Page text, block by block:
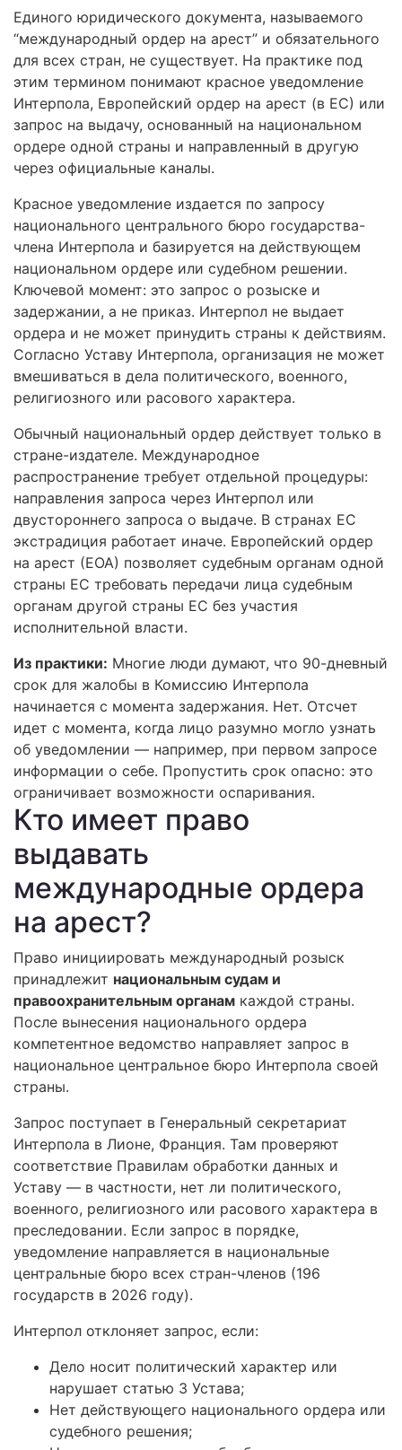
Единого юридического документа, называемого
“международный ордер на арест” и обязательного
для всех стран, не существует. На практике под
этим термином понимают красное уведомление
Интерпола, Европейский ордер на арест (в ЕС) или
запрос на выдачу, основанный на национальном
ордере одной страны и направленный в другую
через официальные каналы.
Красное уведомление издается по запросу
национального центрального бюро государства-
члена Интерпола и базируется на действующем
национальном ордере или судебном решении.
Ключевой момент: это запрос о розыске и
задержании, а не приказ. Интерпол не выдает
ордера и не может принудить страны к действиям.
Согласно Уставу Интерпола, организация не может
вмешиваться в дела политического, военного,
религиозного или расового характера.
Обычный национальный ордер действует только в
стране-издателе. Международное
распространение требует отдельной процедуры:
направления запроса через Интерпол или
двустороннего запроса о выдаче. В странах ЕС
экстрадиция работает иначе. Европейский ордер
на арест (ЕОА) позволяет судебным органам одной
страны ЕС требовать передачи лица судебным
органам другой страны ЕС без участия
исполнительной власти.
Из практики: Многие люди думают, что 90-дневный
срок для жалобы в Комиссию Интерпола
начинается с момента задержания. Нет. Отсчет
идет с момента, когда лицо разумно могло узнать
об уведомлении — например, при первом запросе
информации о себе. Пропустить срок опасно: это
ограничивает возможности оспаривания.
Кто имеет право
выдавать
международные ордера
на арест?
Право инициировать международный розыск
принадлежит национальным судам и
правоохранительным органам каждой страны.
После вынесения национального ордера
компетентное ведомство направляет запрос в
национальное центральное бюро Интерпола своей
страны.
Запрос поступает в Генеральный секретариат
Интерпола в Лионе, Франция. Там проверяют
соответствие Правилам обработки данных и
Уставу — в частности, нет ли политического,
военного, религиозного или расового характера в
преследовании. Если запрос в порядке,
уведомление направляется в национальные
центральные бюро всех стран-членов (196
государств в 2026 году).
Интерпол отклоняет запрос, если:
Дело носит политический характер или
нарушает статью 3 Устава;
Нет действующего национального ордера или
судебного решения;